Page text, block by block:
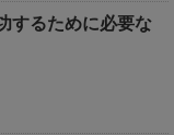
するために必要な